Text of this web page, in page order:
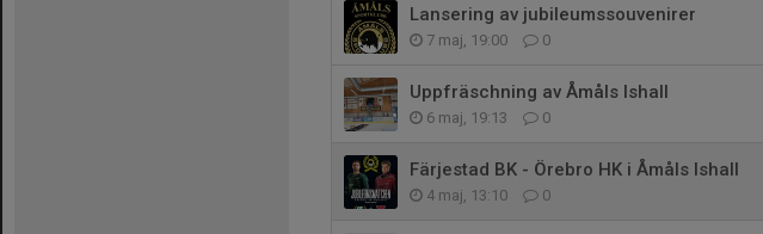
Lansering av jubileumssouvenirer
7 maj, 19:00 0
Uppfräschning av Åmåls Ishall
6 maj, 19:13 0
Färjestad BK - Örebro HK i Åmåls Ishall
4 maj, 13:10 0